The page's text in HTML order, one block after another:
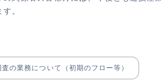
。
の業務について（初期のフロー等）